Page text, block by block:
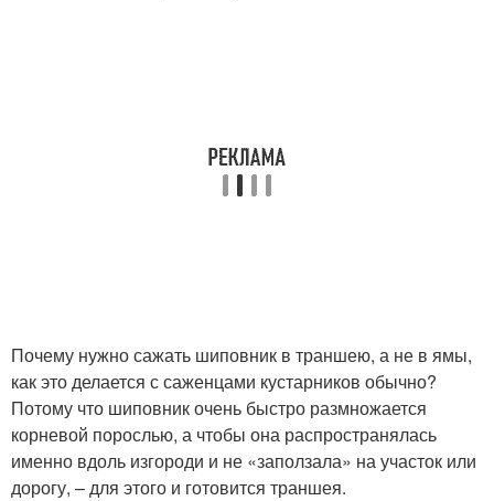
Почему нужно сажать шиповник в траншею, а не в ямы,
как это делается с саженцами кустарников обычно?
Потому что шиповник очень быстро размножается
корневой порослью, а чтобы она распространялась
именно вдоль изгороди и не «заползала» на участок или
дорогу, – для этого и готовится траншея.